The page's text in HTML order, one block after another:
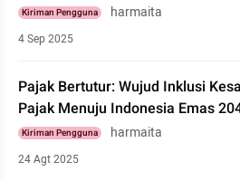
Kiriman Pengguna harmaita
4 Sep 2025
Pajak Bertutur: Wujud Inklusi
Pajak Menuju Indonesia Emas
Kiriman Pengguna harmaita
24 Agt 2025